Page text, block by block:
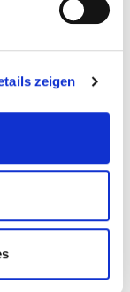
zeigen